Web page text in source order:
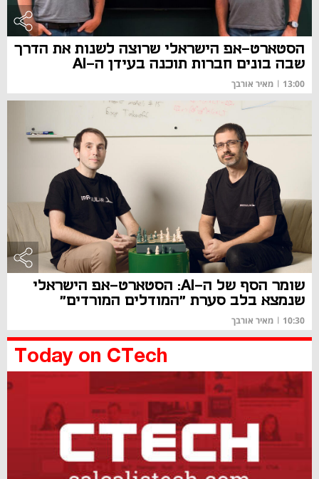
הסטארט-אפ הישראלי שרוצה לשנות את הדרך
שבה בונים חברות תוכנה בעידן ה-AI
13:00
| מאיר אורבך
שומר הסף של ה-AI: הסטארט-אפ הישראלי
שנמצא בלב סערת "המודלים המורדים"
10:30
| מאיר אורבך
Today on CTech